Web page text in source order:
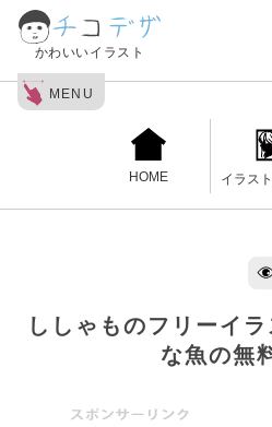
かわいいイラスト
MENU
HOME イラス
ししゃものフリーイ
な魚の無